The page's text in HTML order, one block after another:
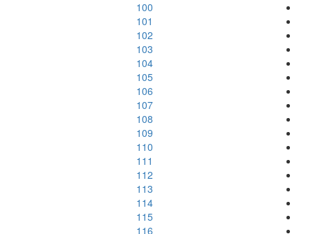
100
101
102
103
104
105
106
107
108
109
110
111
112
113
114
115
116